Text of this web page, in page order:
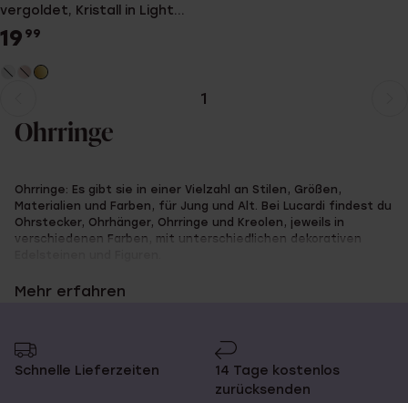
vergoldet, Kristall in Light
Colorado
19 99
Seite
1
zurOhrringe
Ohrringe: Es gibt sie in einer Vielzahl an Stilen, Größen,
Materialien und Farben, für Jung und Alt. Bei Lucardi findest du
Ohrstecker, Ohrhänger, Ohrringe und Kreolen, jeweils in
verschiedenen Farben, mit unterschiedlichen dekorativen
kommen auf ihre Kosten, etwa mit Ohrringen aus Edelstahl. Mit
den schnörkellosen Designs verleihst du deinem Look einen
Mehr erfahren
Schnelle Lieferzeiten
14 Tage kostenlos
zurücksenden